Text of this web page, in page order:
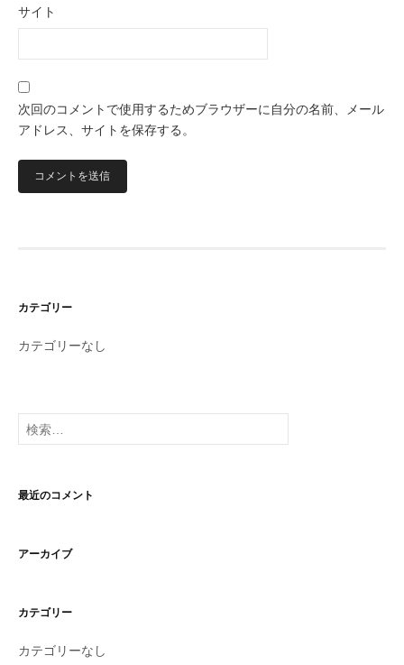
サイト
次回のコメントで使用するためブラウザーに自分の名前、メール
アドレス、サイトを保存する。
カテゴリー
カテゴリーなし
検
索:
最近のコメント
アーカイブ
カテゴリー
カテゴリーなし